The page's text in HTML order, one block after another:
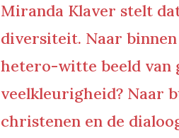
Miranda Klaver stelt
diversiteit. Naar
hetero-witte beeld van
veelkleurigheid? Naar
christenen en de